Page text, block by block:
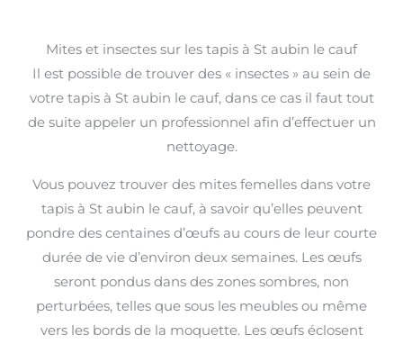
Mites et insectes sur les tapis à St aubin le cauf
Il est possible de trouver des « insectes » au sein de
votre tapis à St aubin le cauf, dans ce cas il faut tout
de suite appeler un professionnel afin d’effectuer un
nettoyage.
Vous pouvez trouver des mites femelles dans votre
tapis à St aubin le cauf, à savoir qu’elles peuvent
pondre des centaines d’œufs au cours de leur courte
durée de vie d’environ deux semaines. Les œufs
seront pondus dans des zones sombres, non
perturbées, telles que sous les meubles ou même
vers les bords de la moquette. Les œufs éclosent